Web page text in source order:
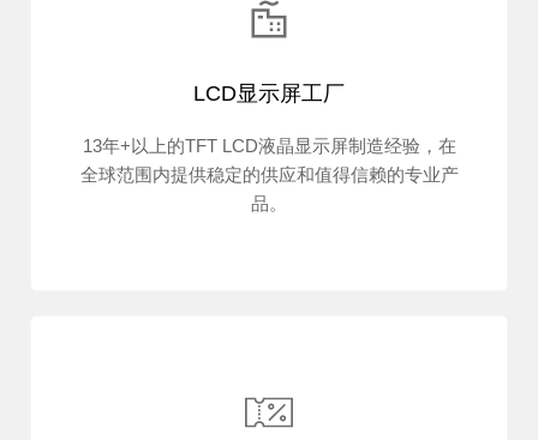
LCD显示屏工厂
13年+以上的TFT LCD液晶显示屏制造经验，在
全球范围内提供稳定的供应和值得信赖的专业产
品。